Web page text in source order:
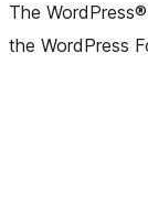
The
the WordPress